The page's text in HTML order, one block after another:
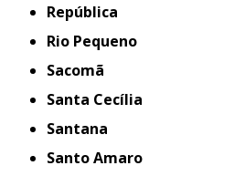
República
Rio Pequeno
Sacomã
Santa Cecília
Santana
Santo Amaro